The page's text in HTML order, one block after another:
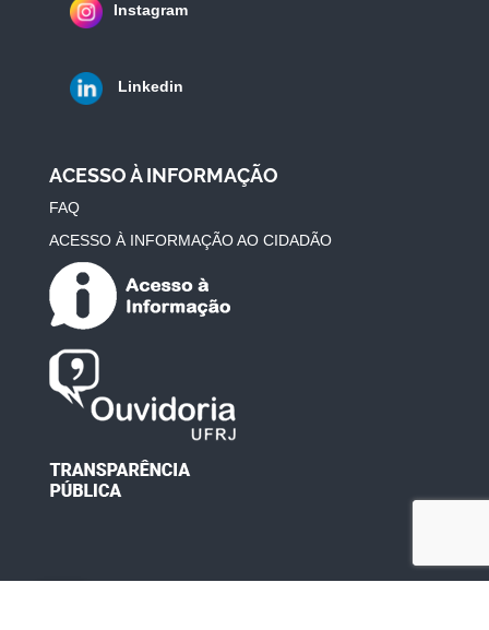
Instagram
Linkedin
ACESSO À INFORMAÇÃO
FAQ
ACESSO À INFORMAÇÃO AO CIDADÃO